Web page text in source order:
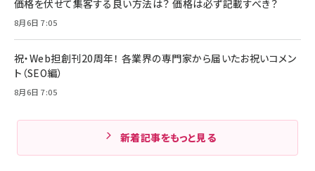
価格を伏せて集客する良い方法は？ 価格は必ず記載すべき？
8月6日 7:05
祝・Web担創刊20周年！ 各業界の専門家から届いたお祝いコメン
ト（SEO編）
8月6日 7:05
新着記事をもっと見る